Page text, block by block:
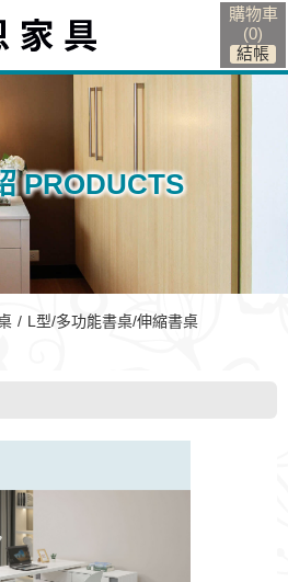
購物車
(0)
PRODUCTS
L型/多功能書桌/伸縮書桌